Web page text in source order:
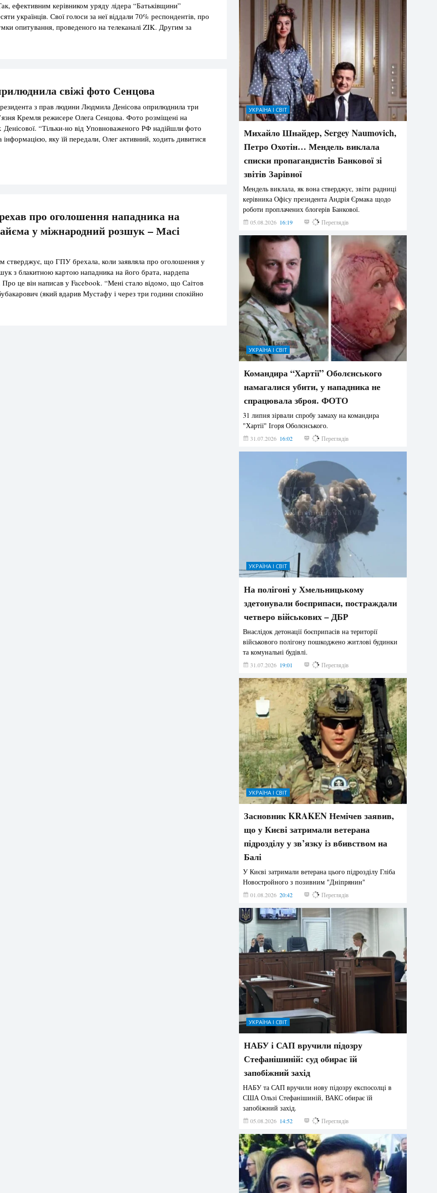
ефективним керівником уряду лідера “Батьківщини”
українців. Свої голоси за неї віддали 70% респондентів, про
опитування, проведеного на телеканалі ZIK. Другим за
відривом йде Микола Азаров – 13%, третє місце у чинного
свіжі фото Сенцова
з прав людини Людмила Денісова оприлюднила три
Кремля режисере Олега Сенцова. Фото розміщені на
Денісової. “Тільки-но від Уповноваженого РФ надійшли фото
яку їй передали, Олег активний, ходить дивитися
пише щось час від часу. Всі, цитую, дивуються, як він
про оголошення нападника на
у міжнародний розшук – Масі
стверджує, що ГПУ брехала, коли заявляла про оголошення у
з блакитною картою нападника на його брата, нардепа
це він написав у Facebook. “Мені стало відомо, що Саітов
(який вдарив Мустафу і через три години спокійно
не оголошений в міжнародний розшук Interpol. Весь цей
УКРАЇНА І СВІТ
Михайло Шнайдер, Sergey Naumovich,
Петро Охотін… Мендель виклала
списки пропагандистів Банкової зі
звітів Зарівної
Мендель виклала, як вона стверджує, звіти радниці
керівника Офісу президента Андрія Єрмака щодо
роботи проплачених блогерів Банкової.
05.08.2026 16:19 203 Переглядів
УКРАЇНА І СВІТ
Командира “Хартії” Оболєнського
намагалися убити, у нападника не
спрацювала зброя. ФОТО
31 липня зірвали спробу замаху на командира
"Хартії" Ігоря Оболєнського.
31.07.2026 16:02 198 Переглядів
УКРАЇНА І СВІТ
На полігоні у Хмельницькому
здетонували боєприпаси, постраждали
четверо військових – ДБР
Внаслідок детонації боєприпасів на території
військового полігону пошкоджено житлові будинки
та комунальні будівлі.
31.07.2026 19:01 190 Переглядів
УКРАЇНА І СВІТ
Засновник KRAKEN Немічев заявив,
що у Києві затримали ветерана
підрозділу у зв’язку із вбивством на
Балі
У Києві затримали ветерана цього підрозділу Гліба
Новостройного з позивним "Дніпрянин"
01.08.2026 20:42 181 Переглядів
УКРАЇНА І СВІТ
НАБУ і САП вручили підозру
Стефанішиній: суд обирає їй
запобіжний захід
НАБУ та САП вручили нову підозру експосолці в
США Ользі Стефанішиній, ВАКС обирає їй
запобіжний захід.
05.08.2026 14:52 146 Переглядів